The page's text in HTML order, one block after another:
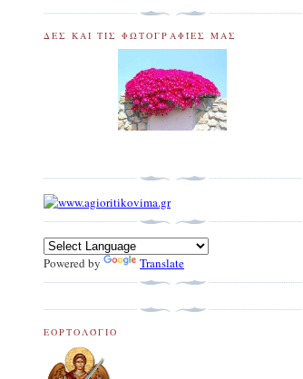
ΔΕΣ ΚΑΙ ΤΙΣ ΦΩΤΟΓΡΑΦΊΕΣ ΜΑΣ
Powered by Translate
ΕΟΡΤΟΛΌΓΙΟ